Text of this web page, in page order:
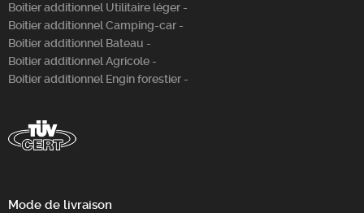
Boitier additionnel Utilitaire léger -
Boitier additionnel Camping-car -
Boitier additionnel Bateau -
Boitier additionnel Agricole -
Boitier additionnel Engin forestier -
Mode de livraison